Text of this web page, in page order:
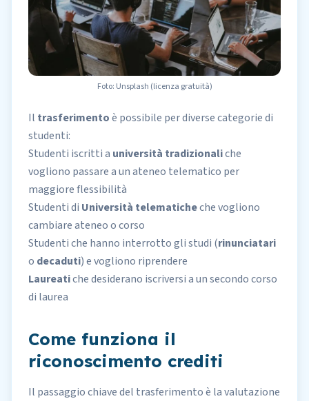
Foto: Unsplash (licenza gratuità)
Il trasferimentoè possibile per diverse categorie di
studenti:
Studenti iscritti a università tradizionaliche
vogliono passare a un ateneo telematico per
maggiore flessibilità
Studenti di Università telematicheche vogliono
cambiare ateneo o corso
Studenti che hanno interrotto gli studi (rinunciatari
o decaduti) e vogliono riprendere
Laureatiche desiderano iscriversi a unsecondo corso
di laurea
Come funziona il
riconoscimento crediti
Il passaggio chiave del trasferimento è la valutazione